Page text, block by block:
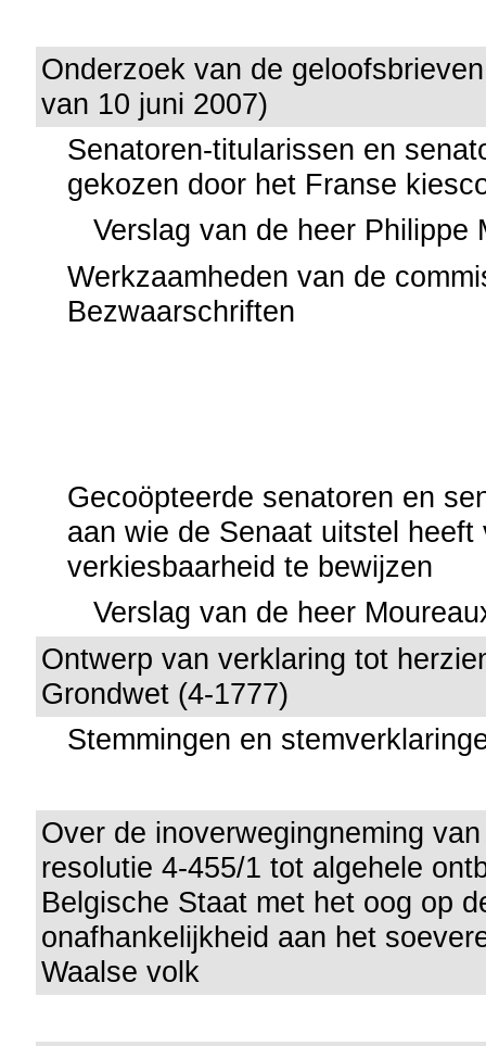
Onderzoek van de
van 10 juni 2007)
Senatoren-titularissen en
gekozen door het Franse
Verslag van de heer Philippe
Werkzaamheden van de
Bezwaarschriften
Gecoöpteerde senatoren en
aan wie de Senaat uitstel heeft
verkiesbaarheid te bewijzen
Verslag van de heer
Ontwerp van verklaring tot
Grondwet (4-1777)
Stemmingen en
Over de inoverwegingneming
resolutie 4-455/1 tot algehele
Belgische Staat met het oog op
onafhankelijkheid aan het
Waalse volk